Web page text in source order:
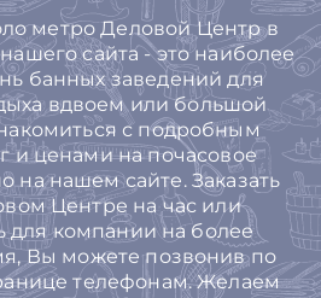
метро Деловой Центр в
сайта - это наиболее
банных заведений для
вдвоем или большой
с подробным
и ценами на почасовое
нашем сайте. Заказать
Центре на час или
для компании на более
Вы можете позвонив по
телефонам. Желаем